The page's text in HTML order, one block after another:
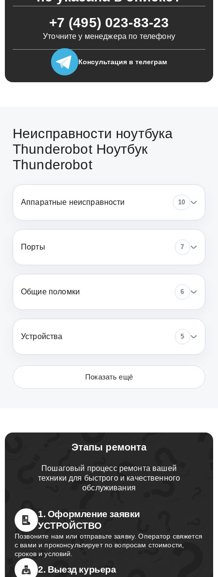
+7 (495) 023-83-23
Уточните у менеджера по телефону
Консультация в телеграм
Неисправности ноутбука
Thunderobot Ноутбук
Thunderobot
Аппаратные неисправности 10
Порты 7
Общие поломки 6
Устройства 5
Показать ещё
Этапы ремонта
Пошаговый процесс ремонта вашей
техники для быстрого и качественного
обслуживания
1. Оформление заявки
УСТРОЙСТВО
Позвоните нам или отправьте заявку. Оператор свяжется
с вами и проконсультирует по вопросам стоимости,
сроков и условий.
2. Выезд курьера